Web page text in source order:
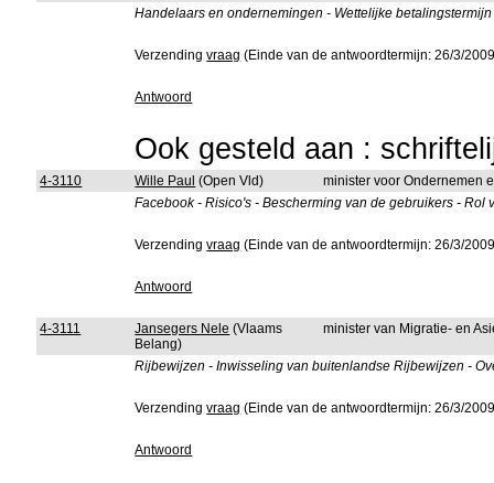
Handelaars en ondernemingen - Wettelijke
Verzendingvraag (Einde van de antwoordtermijn: 26/3/
Antwoord
Ook gesteld aan :
4-3110 Wille Paul (Open Vld)
minister voor Ondernemen
Facebook - Risico's - Bescherming van de gebruikers - Rol
Verzendingvraag (Einde van de antwoordtermijn: 26/3/
Antwoord
4-3111 Jansegers Nele (Vlaams
Belang)
minister van Migratie- en
Rijbewijzen - Inwisseling van buitenlandse Rijbewijzen -
Verzendingvraag (Einde van de antwoordtermijn: 26/3/
Antwoord